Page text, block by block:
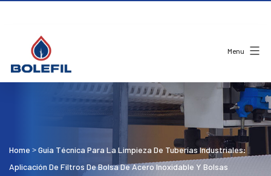
Menu
Home >Guía Técnica Para La Limpieza De Tuberías Industriales:
Aplicación De Filtros De Bolsa De Acero Inoxidable Y Bolsas